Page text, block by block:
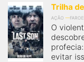
Trilha
AÇÃO
O
evitar